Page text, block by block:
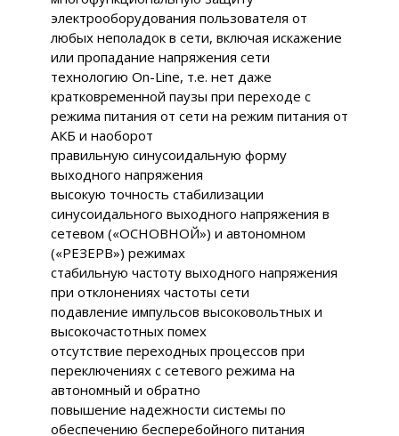
электрооборудования пользователя от
любых неполадок в сети, включая искажение
или пропадание напряжения сети
технологию On-Line, т.е. нет даже
кратковременной паузы при переходе с
режима питания от сети на режим питания от
АКБ и наоборот
правильную синусоидальную форму
выходного напряжения
высокую точность стабилизации
синусоидального выходного напряжения в
сетевом («ОСНОВНОЙ») и автономном
(«РЕЗЕРВ») режимах
стабильную частоту выходного напряжения
при отклонениях частоты сети
подавление импульсов высоковольтных и
высокочастотных помех
отсутствие переходных процессов при
переключениях с сетевого режима на
автономный и обратно
повышение надежности системы по
обеспечению бесперебойного питания